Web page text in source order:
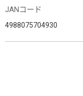
JANコード
4988075704930